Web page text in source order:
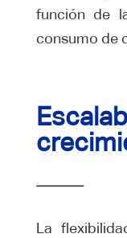
función de
consumo de
La